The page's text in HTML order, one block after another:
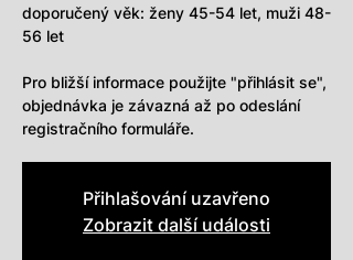
doporučený věk: ženy 45-54 let, muži 48-
56 let
Pro bližší informace použijte "přihlásit se",
objednávka je závazná až po odeslání
registračního formuláře.
Přihlašování uzavřeno
Zobrazit další události